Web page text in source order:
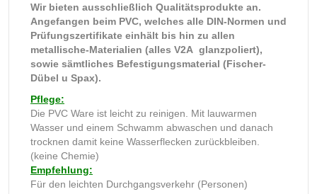
Wir bieten ausschließlich Qualitätsprodukte an.
Angefangen beim PVC, welches alle DIN-Normen und
Prüfungszertifikate einhält bis hin zu allen
metallische-Materialien (alles V2A glanzpoliert),
sowie sämtliches Befestigungsmaterial (Fischer-
Dübel u Spax).
Pflege:
Die PVC Ware ist leicht zu reinigen. Mit lauwarmen
Wasser und einem Schwamm abwaschen und danach
trocknen damit keine Wasserflecken zurückbleiben.
(keine Chemie)
Empfehlung:
Für den leichten Durchgangsverkehr (Personen)